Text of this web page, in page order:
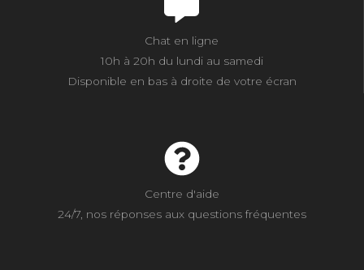
Chat en ligne
10h à 20h du lundi au samedi
Disponible en bas à droite de votre écran
Centre d'aide
24/7, nos réponses aux questions fréquentes